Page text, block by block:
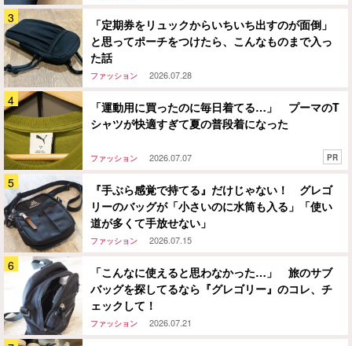
「定期券をリュックからいちいち出すのが面倒」
と思ってポーチをつけたら、こんなものまで入っ
た話
ファッション 2026.07.28
「運動用に買ったのに毎日着てる…」 プーマのT
シャツが快適すぎて夏の普段着になった
ファッション 2026.07.07 PR
『手ぶら感覚で持てる』だけじゃない！ グレゴ
リーのバッグが「小さいのに水筒も入る」「使い
道が多くて手放せない」
ファッション 2026.07.15
「こんなに使えると思わなかった…」 旅のサブ
バッグを探してるなら『グレゴリー』のコレ、チ
ェックして！
ファッション 2026.07.21